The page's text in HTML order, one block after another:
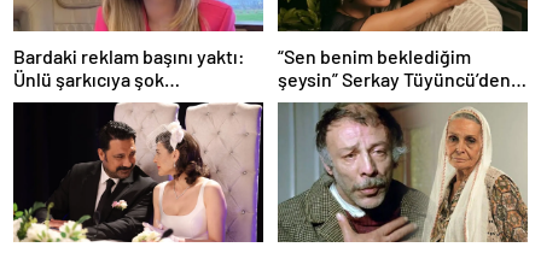
Bardaki reklam başını yaktı:
Ünlü şarkıcıya şok
soruşturma! Haberim yoktu…
“Sen benim beklediğim
şeysin” Serkay Tüyüncü’den
Zeynep Bastık’a aşk dolu 1. yıl
kutlaması!